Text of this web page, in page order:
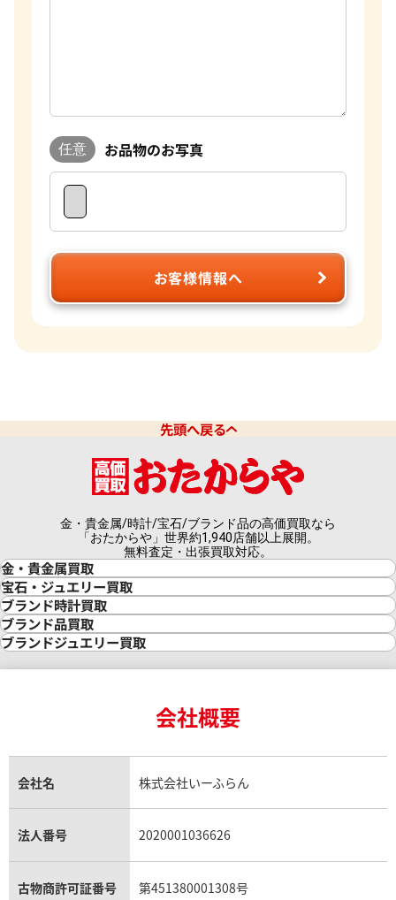
任意 お品物のお写真
お客様情報へ
先頭へ戻る
金・貴金属/時計/宝石/ブランド品の高価買取なら
「おたからや」世界約1,940店舗以上展開。
無料査定・出張買取対応。
金・貴金属買取
金買取
金の相場価格情報
金の参考買取価格一覧
インゴット買取
インゴットの相場価格情報
24金買取
金貨買取
貴金属買取
銀・シルバー買取
パラジウム買取
宝石・ジュエリー買取
宝石・ジュエリー買取
ダイヤモンド買取
ダイヤモンド・宝石の参考価格一覧
リング・結婚指輪買取
エメラルド買取
トパーズ買取
タンザナイト買取
キャッツアイ買取
アクアマリン買取
ブランド時計買取
時計買取
ロレックス買取
ロレックス デイトナ買取
ロレックス サブマリーナー買取
ロレックス エクスプローラー買取
ロレックス デイトジャスト買取
パテック フィリップノーチラス買取
ヴァシュロン・コンスタンタン買取
オメガ買取
ブランド品買取
ブランド買取
シャネル マトラッセ買取
セリーヌ買取
プラダ買取
ブランドジュエリー買取
ヴァンクリーフ＆アーペル買取
ショーメ買取
ダミアーニ買取
モーブッサン買取
会社概要
会社名 株式会社いーふらん
法人番号 2020001036626
古物商許可証番号 第451380001308号